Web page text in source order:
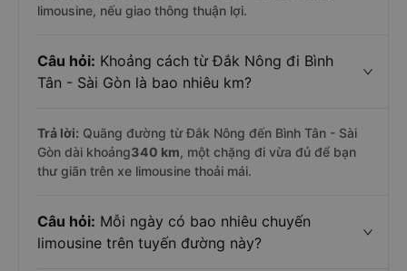
limousine, nếu giao thông thuận lợi.
Câu hỏi: Khoảng cách từ Đắk Nông đi Bình
Tân - Sài Gòn là bao nhiêu km?
Trả lời: Quãng đường từ Đắk Nông đến Bình Tân - Sài
Gòn dài khoảng340 km, một chặng đi vừa đủ để bạn
thư giãn trên xe limousine thoải mái.
Câu hỏi: Mỗi ngày có bao nhiêu chuyến
limousine trên tuyến đường này?